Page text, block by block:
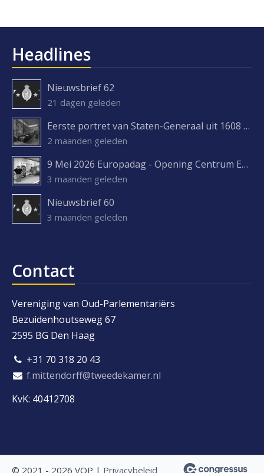
Headlines
Nieuwsbrief 62
21 dagen geleden
Eerste portret van Staten-Generaal uit 1608 ontdekt
2 maanden geleden
9 Mei 2026 Europadag - Opening Centrum Europa Experience
3 maanden geleden
Nieuwsbrief 60
3 maanden geleden
Contact
Vereniging van Oud-Parlementariërs
Bezuidenhoutseweg 67
2595 BG Den Haag
+31 70 318 20 43
f.mittendorff@tweedekamer.nl
KvK: 40412708
© 2021 - 2026 VOP | Privacybeleid